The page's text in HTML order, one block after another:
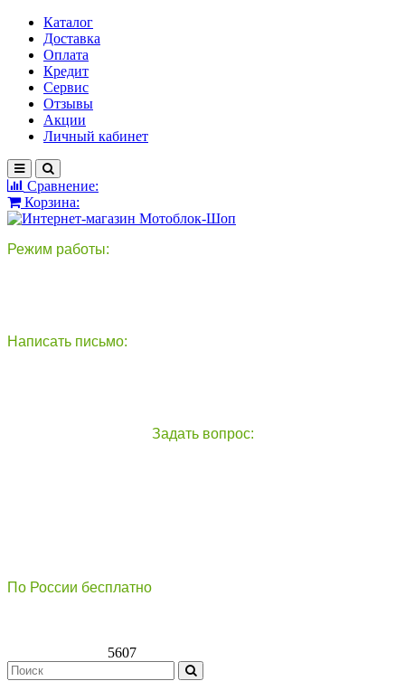
Каталог
Доставка
Оплата
Кредит
Сервис
Отзывы
Акции
Личный кабинет
Сравнение:
Корзина:
Режим работы:
Написать письмо:
Задать вопрос:
По России бесплатно
5607